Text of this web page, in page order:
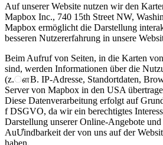
Auf unserer Website nutzen wir den
Mapbox Inc., 740 15th Street NW,
Mapbox ermöglicht die Darstellung
besseren Nutzererfahrung in unsere
Beim Aufruf von Seiten, in die Karten
sind, werden Informationen über die
(z.ௗB. IP-Adresse, Standortdaten,
Server von Mapbox in den USA
Diese Datenverarbeitung erfolgt auf
f DSGVO, da wir ein berechtigtes
Darstellung unserer Online-Angebote und
AuƯindbarkeit der von uns auf der
haben.